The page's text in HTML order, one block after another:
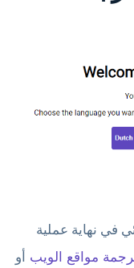
في نهاية عملية
مواقع الويب أو